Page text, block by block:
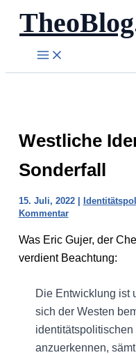
Zum
Inhalt
springen
Westliche
Sonderfall
15. Juli, 2022 |
Kommentar
Was Eric Gujer, der
verdient Beachtung:
Die Entwicklung ist
sich der Westen
identitätspolitischen
anzuerkennen,